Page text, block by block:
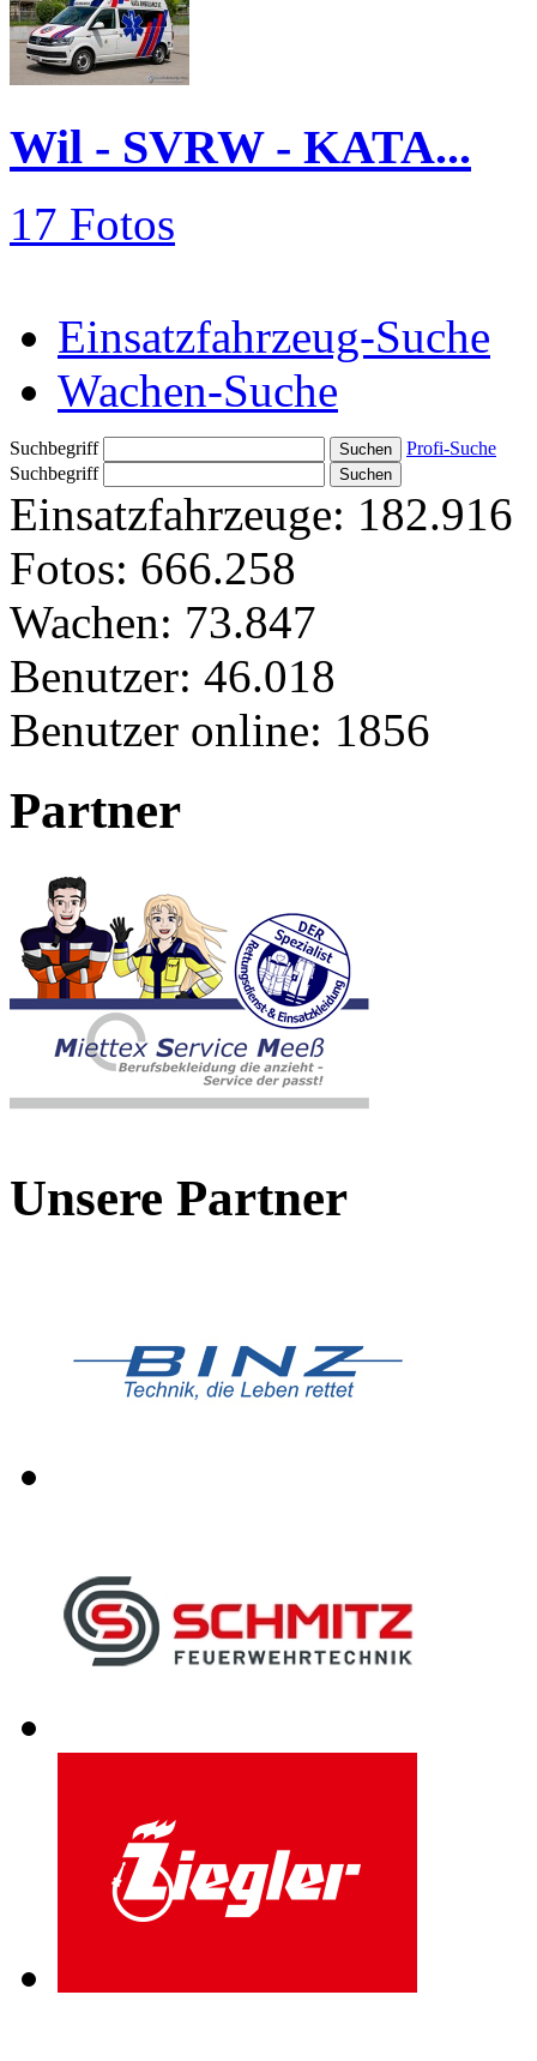
Wil - SVRW - KATA...
17 Fotos
Einsatzfahrzeug-Suche
Wachen-Suche
Suchbegriff
Profi-Suche
Suchbegriff
Einsatzfahrzeuge: 182.916
Fotos: 666.258
Wachen: 73.847
Benutzer: 46.018
Benutzer online: 1856
Partner
Unsere Partner